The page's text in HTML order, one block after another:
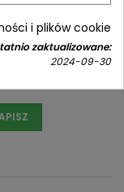
i plików cookie
zaktualizowane:
2024-09-30